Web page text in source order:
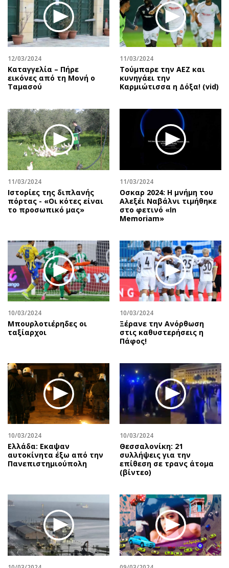
Επιχειρήσεις
Αγορές
Money Review
AstroBank Properties
Trends
Ενέργεια
Περιβάλλον
Ελλάδα
Κόσμος
Παράξενα
Πολιτισμός
Σινεμά
Θέατρο-Χορός
Μουσική
Βιβλίο
Χειρόγραφα
Γενικά
Αναδρομές
Πρόσωπα
Περιβάλλον
Good Life
Γυναίκα
Ταξίδια
Συνταγές
Έξοδος
Εκπομπές
Wine routes
Podcasts
Uncut
Προσωπικότητες στην ''Κ''
Επιστολές
12/03/2024
Καταγγελία – Πήρε
εικόνες από τη Μονή ο
Ταμασού
11/03/2024
Τούμπαρε την ΑΕΖ και
κυνηγάει την
Καρμιώτισσα η Δόξα! (vid)
11/03/2024
Ιστορίες της διπλανής
πόρτας - «Οι κότες είναι
το προσωπικό μας»
11/03/2024
Οσκαρ 2024: Η μνήμη του
Αλεξέι Ναβάλνι τιμήθηκε
στο φετινό «In
Memoriam»
10/03/2024
Μπουρλοτιέρηδες οι
ταξίαρχοι
10/03/2024
Ξέρανε την Ανόρθωση
στις καθυστερήσεις η
Πάφος!
10/03/2024
Ελλάδα: Εκαψαν
αυτοκίνητα έξω από την
Πανεπιστημιούπολη
10/03/2024
Θεσσαλονίκη: 21
συλλήψεις για την
επίθεση σε τρανς άτομα
(βίντεο)